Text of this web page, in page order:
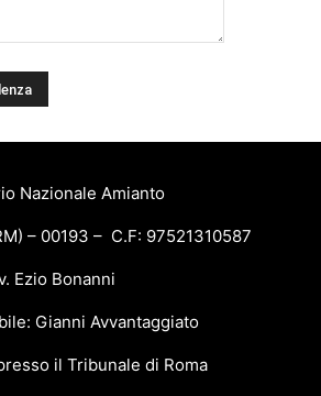
Nazionale Amianto
– 00193 – C.F: 97521310587
Ezio Bonanni
Gianni Avvantaggiato
il Tribunale di Roma